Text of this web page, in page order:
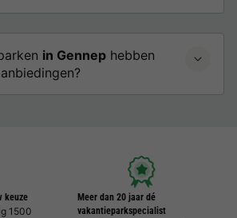
in Gennep hebben
keuze
1500
Meer dan 20 jaar dé
vakantieparkspecialist